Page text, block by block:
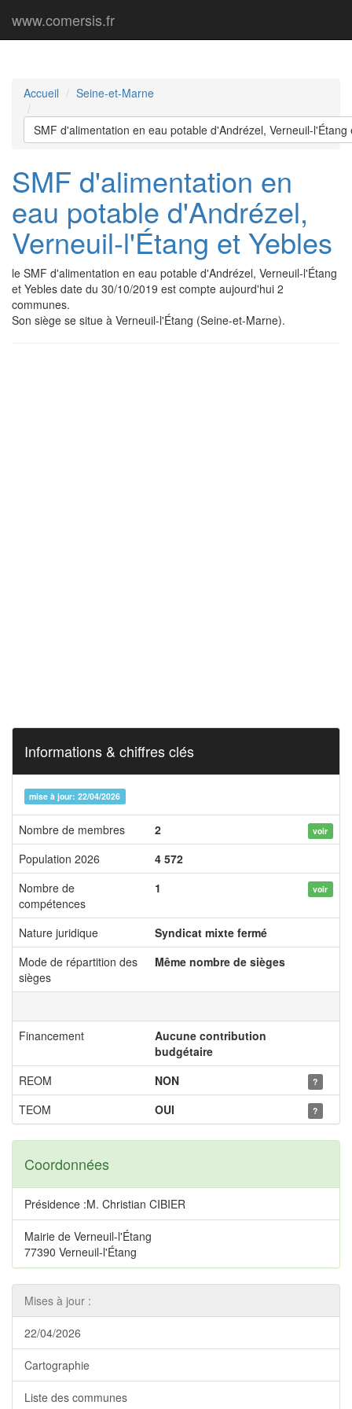
www.comersis.fr
Accueil Seine-et-Marne
SMF d'alimentation en eau potable d'Andrézel, Verneuil-l'Étang
SMF d'alimentation en
eau potable d'Andrézel,
Verneuil-l'Étang et Yebles
le SMF d'alimentation en eau potable d'Andrézel, Verneuil-l'Étang
et Yebles date du 30/10/2019 est compte aujourd'hui 2
communes.
Son siège se situe à Verneuil-l'Étang (Seine-et-Marne).
Informations & chiffres clés
mise à jour: 22/04/2026
Nombre de membres 2 voir
Population 2026
4 572
Nombre de
compétences
1 voir
Nature juridique
Syndicat mixte fermé
Mode de répartition des
sièges
Même nombre de sièges
Financement
Aucune contribution
budgétaire
REOM
NON ?
TEOM OUI ?
Coordonnées
Présidence :M. Christian CIBIER
Mairie de Verneuil-l'Étang
77390 Verneuil-l'Étang
Mises à jour :
22/04/2026
Cartographie
Liste des communes